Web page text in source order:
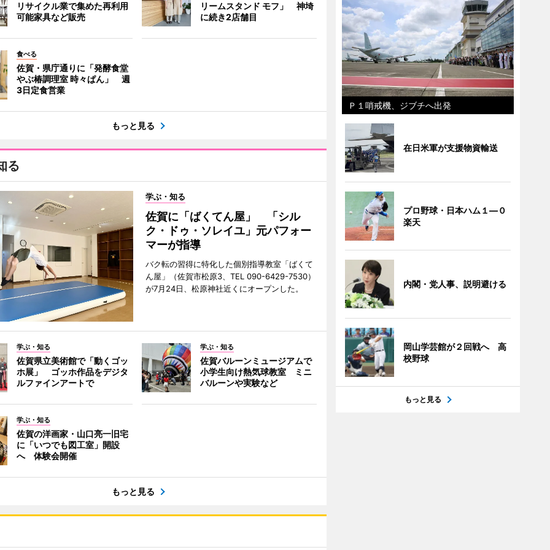
リサイクル業で集めた再利用
可能家具など販売
リームスタンド モフ」 神埼
に続き2店舗目
食べる
佐賀・県庁通りに「発酵食堂
やぶ椿調理室 時々ぱん」 週
3日定食営業
もっと見る
る
学ぶ・知る
佐賀に「ばくてん屋」 「シル
ク・ドゥ・ソレイユ」元パフォー
マーが指導
バク転の習得に特化した個別指導教室「ばくて
ん屋」（佐賀市松原3、TEL 090-6429-7530）
が7月24日、松原神社近くにオープンした。
学ぶ・知る
佐賀県立美術館で「動くゴッ
ホ展」 ゴッホ作品をデジタ
ルファインアートで
学ぶ・知る
佐賀バルーンミュージアムで
小学生向け熱気球教室 ミニ
バルーンや実験など
学ぶ・知る
佐賀の洋画家・山口亮一旧宅
に「いつでも図工室」開設
へ 体験会開催
もっと見る
Ｐ１哨戒機、ジブチへ出発
在日米軍が支援物資輸送
プロ野球・日本ハム１―０
楽天
内閣・党人事、説明避ける
岡山学芸館が２回戦へ 高
校野球
もっと見る